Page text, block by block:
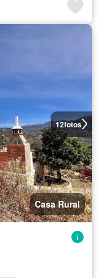
12fotos
Casa Rural